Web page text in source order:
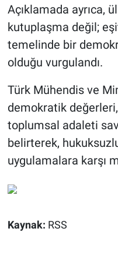
Açıklamada ayrıca,
kutuplaşma değil;
temelinde bir
olduğu vurgulandı.
Türk Mühendis ve
demokratik
toplumsal adaleti
belirterek,
uygulamalara karşı
Kaynak: RSS